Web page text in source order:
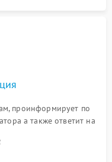
проинформирует по
а также ответит на